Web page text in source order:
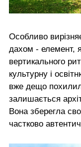
Особливо
дахом - елемент,
вертикального
культурну і
вже дещо
залишається
Вона зберегла
частково